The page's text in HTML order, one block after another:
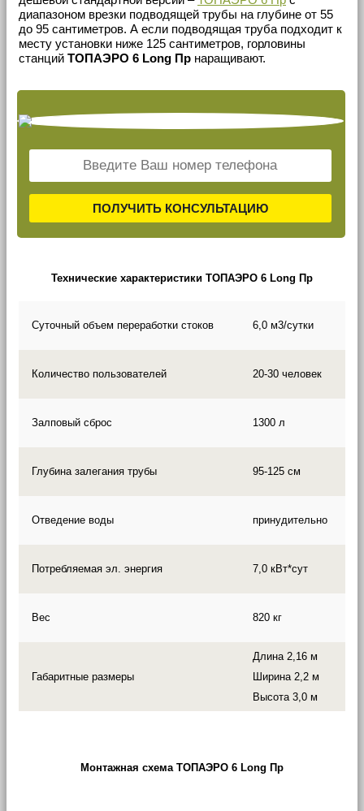
диапазоном врезки подводящей трубы на глубине от 55
до 95 сантиметров. А если подводящая труба подходит к
месту установки ниже 125 сантиметров, горловины
станций ТОПАЭРО 6 Long Пр наращивают.
ПОЛУЧИТЬ КОНСУЛЬТАЦИЮ
Технические характеристики ТОПАЭРО 6 Long Пр
Суточный объем переработки стоков 6,0 м3/сутки
Количество пользователей 20-30 человек
Залповый сброс 1300 л
Глубина залегания трубы 95-125 см
Отведение воды принудительно
Потребляемая эл. энергия 7,0 кВт*сут
Вес 820 кг
Габаритные размеры
Длина 2,16 м
Ширина 2,2 м
Высота 3,0 м
Монтажная схема ТОПАЭРО 6 Long Пр